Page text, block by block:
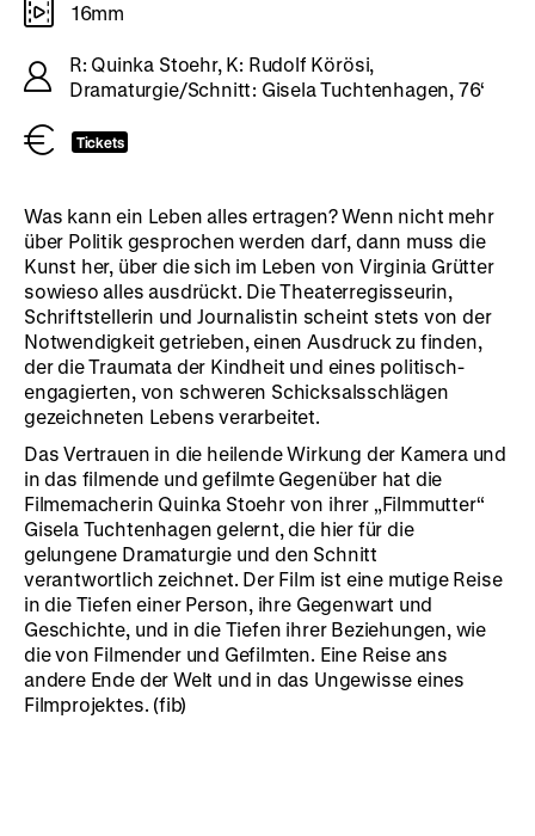
16mm
R: Quinka Stoehr, K: Rudolf Körösi,
Dramaturgie/Schnitt: Gisela Tuchtenhagen, 76‘
Tickets
Was kann ein Leben alles ertragen? Wenn nicht mehr
über Politik gesprochen werden darf, dann muss die
Kunst her, über die sich im Leben von Virginia Grütter
sowieso alles ausdrückt. Die Theaterregisseurin,
Schriftstellerin und Journalistin scheint stets von der
Notwendigkeit getrieben, einen Ausdruck zu finden,
der die Traumata der Kindheit und eines politisch-
engagierten, von schweren Schicksalsschlägen
gezeichneten Lebens verarbeitet.
Das Vertrauen in die heilende Wirkung der Kamera und
in das filmende und gefilmte Gegenüber hat die
Filmemacherin Quinka Stoehr von ihrer „Filmmutter“
Gisela Tuchtenhagen gelernt, die hier für die
gelungene Dramaturgie und den Schnitt
verantwortlich zeichnet. Der Film ist eine mutige Reise
in die Tiefen einer Person, ihre Gegenwart und
Geschichte, und in die Tiefen ihrer Beziehungen, wie
die von Filmender und Gefilmten. Eine Reise ans
andere Ende der Welt und in das Ungewisse eines
Filmprojektes. (fib)